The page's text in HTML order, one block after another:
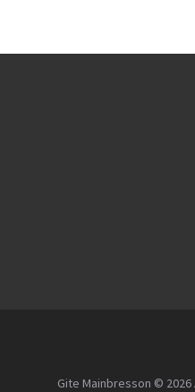
Gite Mainbresson ©